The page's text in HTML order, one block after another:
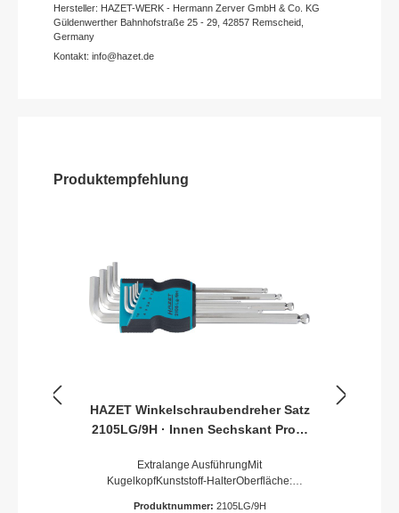
Hersteller: HAZET-WERK - Hermann Zerver GmbH & Co. KG
Güldenwerther Bahnhofstraße 25 - 29, 42857 Remscheid,
Germany
Kontakt: info@hazet.de
Produktempfehlung
HAZET Winkelschraubendreher Satz
2105LG/9H · Innen Sechskant Profil
Anzahl Werkzeuge: 9
Extralange AusführungMit
KugelkopfKunststoff-HalterOberfläche:
Produktnummer: 2105LG/9H